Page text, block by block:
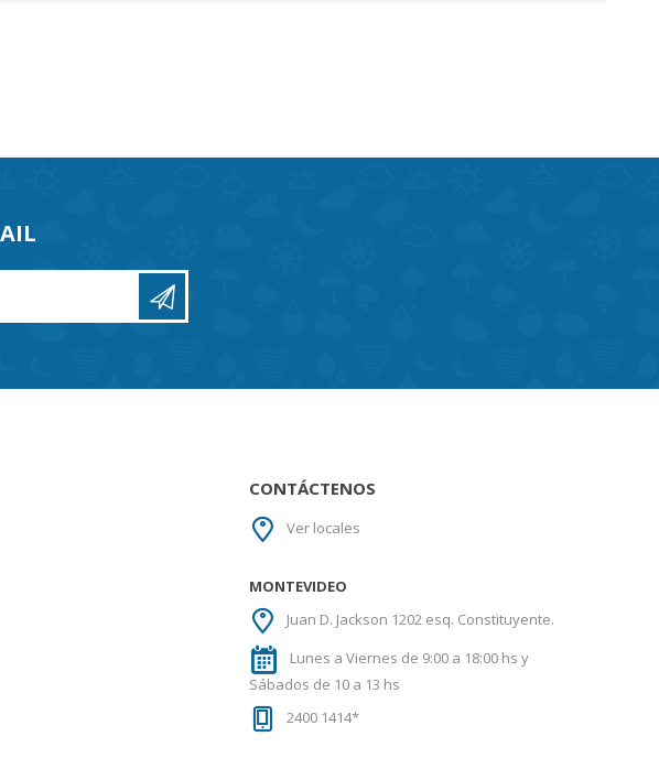
CONTÁCTENOS
Ver locales
MONTEVIDEO
Juan D. Jackson 1202 esq. Constituyente.
Lunes a Viernes de 9:00 a 18:00 hs y
Sábados de 10 a 13 hs
2400 1414*